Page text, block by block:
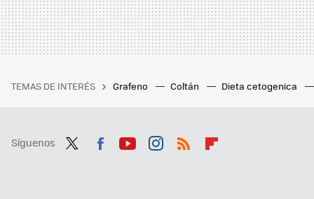
TEMAS DE INTERÉS Grafeno Coltán Dieta cetogenica
Síguenos